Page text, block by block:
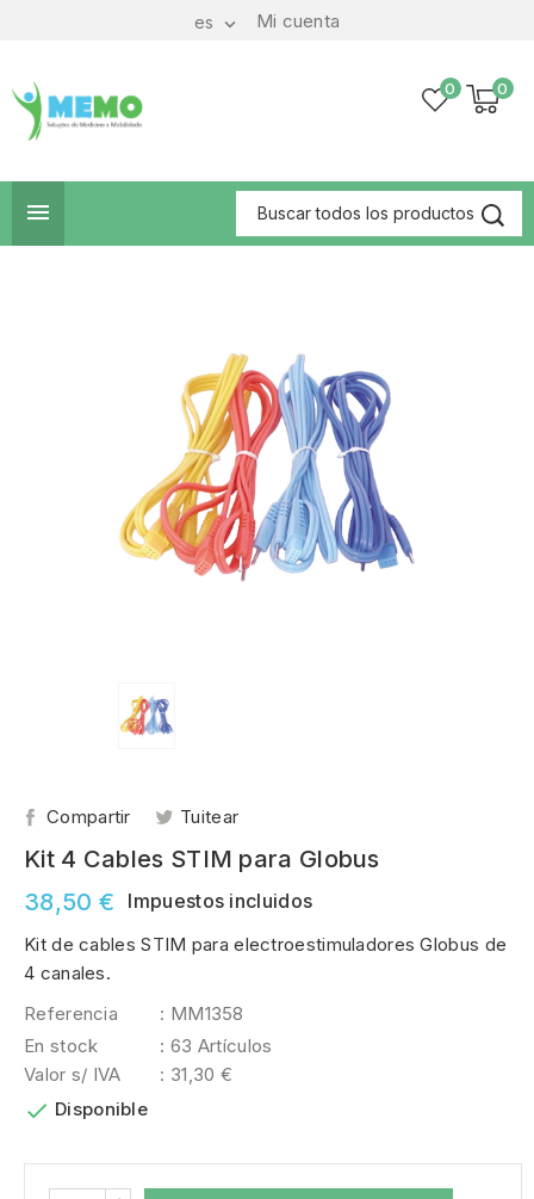
Mi cuenta
es 
0
0

Compartir Tuitear
Kit 4 Cables STIM para Globus
38,50 €
Impuestos incluidos
Kit de cables STIM para electroestimuladores Globus de
4 canales.
Referencia
: MM1358
En stock
: 63 Artículos
Valor s/ IVA
: 31,30 €
 Disponible